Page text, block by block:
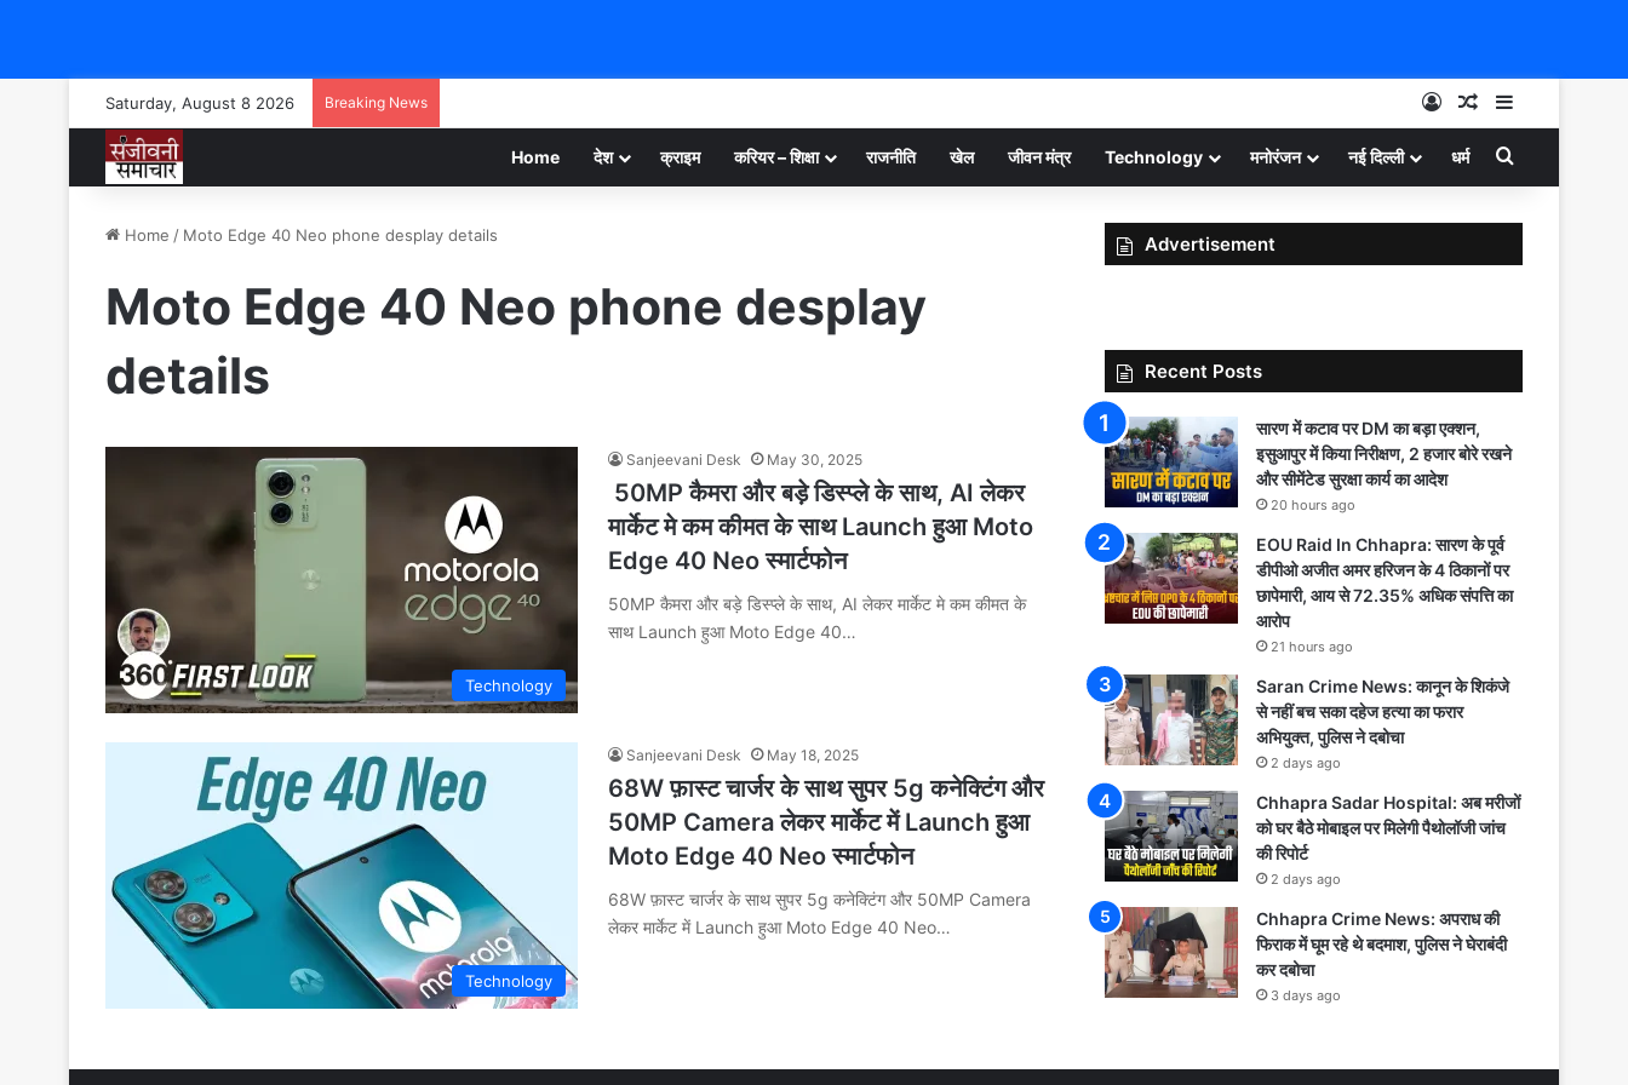
Saturday, August 8 2026 Breaking News Log InRandom Article
Sidebar
Home देश क्राइम करियर – शिक्षा राजनीति खेल जीवन मंत्र Technology मनोरंजन नई दिल्ली धर्म Search for
Home / Moto Edge 40 Neo phone desplay details
Moto Edge 40 Neo phone desplay
details
Technology
Sanjeevani Desk May 30, 2025
50MP कैमरा और बड़े डिस्प्ले के साथ, AI लेकर
मार्केट मे कम कीमत के साथ Launch हुआ Moto
Edge 40 Neo स्मार्टफोन
50MP कैमरा और बड़े डिस्प्ले के साथ, AI लेकर मार्केट मे कम कीमत के
साथ Launch हुआ Moto Edge 40…
Technology
Sanjeevani Desk May 18, 2025
68W फ़ास्ट चार्जर के साथ सुपर 5g कनेक्टिंग और
50MP Camera लेकर मार्केट में Launch हुआ
Moto Edge 40 Neo स्मार्टफोन
68W फ़ास्ट चार्जर के साथ सुपर 5g कनेक्टिंग और 50MP Camera
लेकर मार्केट में Launch हुआ Moto Edge 40 Neo…
Advertisement
Recent Posts
सारण में कटाव पर DM का बड़ा एक्शन,
इसुआपुर में किया निरीक्षण, 2 हजार बोरे रखने
और सीमेंटेड सुरक्षा कार्य का आदेश
20 hours ago
EOU Raid In Chhapra: सारण के पूर्व
डीपीओ अजीत अमर हरिजन के 4 ठिकानों पर
छापेमारी, आय से 72.35% अधिक संपत्ति का
आरोप
21 hours ago
Saran Crime News: कानून के शिकंजे
से नहीं बच सका दहेज हत्या का फरार
अभियुक्त, पुलिस ने दबोचा
2 days ago
Chhapra Sadar Hospital: अब मरीजों
को घर बैठे मोबाइल पर मिलेगी पैथोलॉजी जांच
की रिपोर्ट
2 days ago
Chhapra Crime News: अपराध की
फिराक में घूम रहे थे बदमाश, पुलिस ने घेराबंदी
कर दबोचा
3 days ago